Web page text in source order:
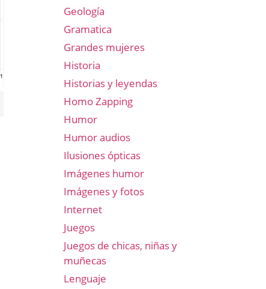
Geología
Gramatica
Grandes mujeres
Historia
Historias y leyendas
Homo Zapping
Humor
Humor audios
Ilusiones ópticas
Imágenes humor
Imágenes y fotos
Internet
Juegos
Juegos de chicas, niñas y
muñecas
Lenguaje